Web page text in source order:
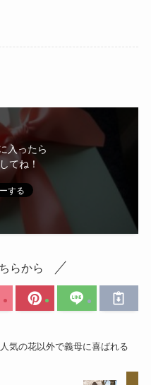
入ったら
てね！
らから
気の花以外で義母に喜ばれる